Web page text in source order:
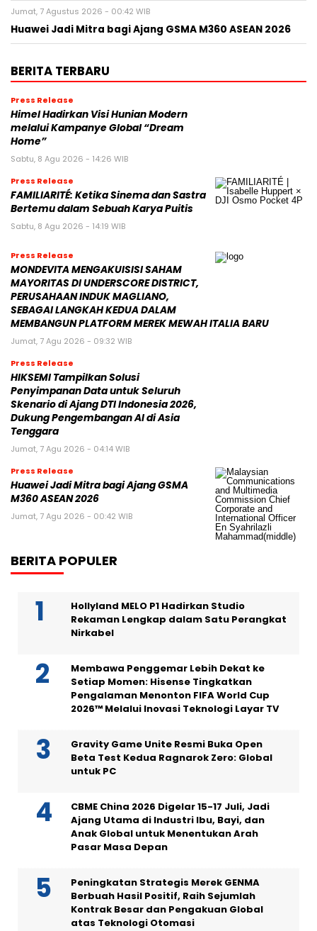
Jumat, 7 Agustus 2026 - 00:42 WIB
Huawei Jadi Mitra bagi Ajang GSMA M360 ASEAN 2026
BERITA TERBARU
Press Release
Himel Hadirkan Visi Hunian Modern
melalui Kampanye Global “Dream
Home”
Sabtu, 8 Agu 2026 - 14:26 WIB
Press Release
FAMILIARITÉ: Ketika Sinema dan Sastra
Bertemu dalam Sebuah Karya Puitis
Sabtu, 8 Agu 2026 - 14:19 WIB
Press Release
MONDEVITA MENGAKUISISI SAHAM
MAYORITAS DI UNDERSCORE DISTRICT,
PERUSAHAAN INDUK MAGLIANO,
SEBAGAI LANGKAH KEDUA DALAM
MEMBANGUN PLATFORM MEREK MEWAH ITALIA BARU
Jumat, 7 Agu 2026 - 09:32 WIB
Press Release
HIKSEMI Tampilkan Solusi
Penyimpanan Data untuk Seluruh
Skenario di Ajang DTI Indonesia 2026,
Dukung Pengembangan AI di Asia
Tenggara
Jumat, 7 Agu 2026 - 04:14 WIB
Press Release
Huawei Jadi Mitra bagi Ajang GSMA
M360 ASEAN 2026
Jumat, 7 Agu 2026 - 00:42 WIB
BERITA POPULER
Hollyland MELO P1 Hadirkan Studio
Rekaman Lengkap dalam Satu Perangkat
Nirkabel
Membawa Penggemar Lebih Dekat ke
Setiap Momen: Hisense Tingkatkan
Pengalaman Menonton FIFA World Cup
2026™ Melalui Inovasi Teknologi Layar TV
Gravity Game Unite Resmi Buka Open
Beta Test Kedua Ragnarok Zero: Global
untuk PC
CBME China 2026 Digelar 15-17 Juli, Jadi
Ajang Utama di Industri Ibu, Bayi, dan
Anak Global untuk Menentukan Arah
Pasar Masa Depan
Peningkatan Strategis Merek GENMA
Berbuah Hasil Positif, Raih Sejumlah
Kontrak Besar dan Pengakuan Global
atas Teknologi Otomasi